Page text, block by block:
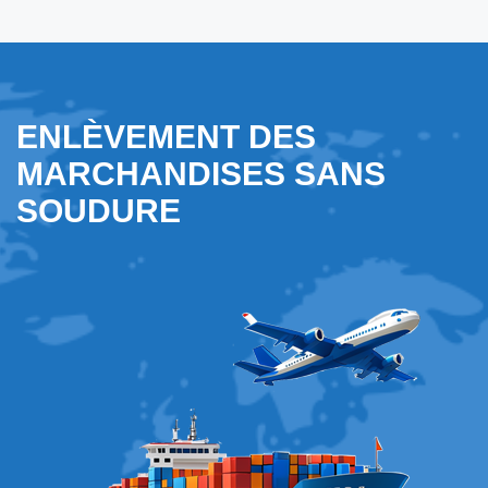
ENLÈVEMENT DES
MARCHANDISES SANS
SOUDURE